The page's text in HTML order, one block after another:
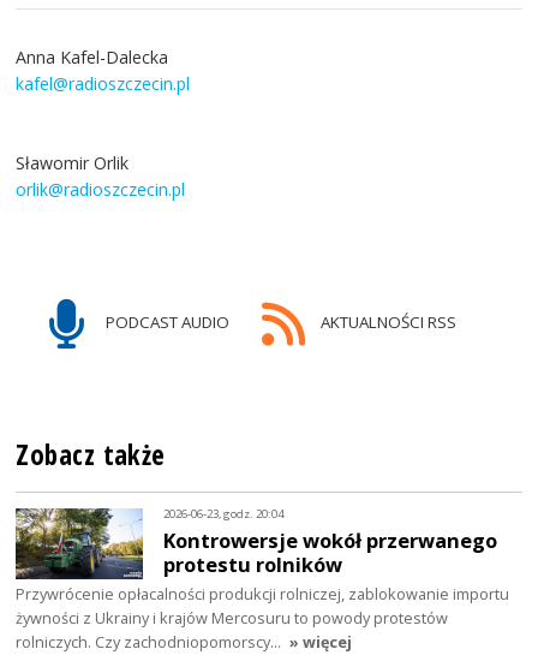
Anna Kafel-Dalecka
kafel@radioszczecin.pl
Sławomir Orlik
orlik@radioszczecin.pl
PODCAST AUDIO AKTUALNOŚCI RSS
Zobacz także
2026-06-23, godz. 20:04
Kontrowersje wokół przerwanego
protestu rolników
Przywrócenie opłacalności produkcji rolniczej, zablokowanie importu
żywności z Ukrainy i krajów Mercosuru to powody protestów
rolniczych. Czy zachodniopomorscy… » więcej